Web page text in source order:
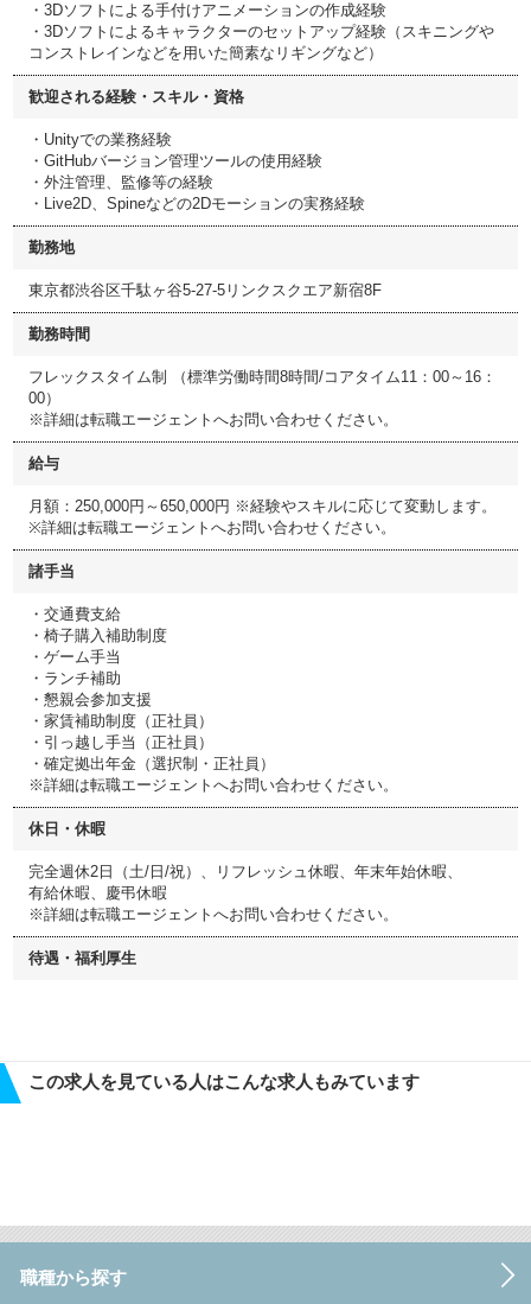
・3Dソフトによる手付けアニメーションの作成経験
・3Dソフトによるキャラクターのセットアップ経験（スキニングや
コンストレインなどを用いた簡素なリギングなど）
歓迎される経験・スキル・資格
・Unityでの業務経験
・GitHubバージョン管理ツールの使用経験
・外注管理、監修等の経験
・Live2D、Spineなどの2Dモーションの実務経験
勤務地
東京都渋谷区千駄ヶ谷5-27-5リンクスクエア新宿8F
勤務時間
フレックスタイム制 （標準労働時間8時間/コアタイム11：00～16：
00）
※詳細は転職エージェントへお問い合わせください。
給与
月額：250,000円～650,000円 ※経験やスキルに応じて変動します。
※詳細は転職エージェントへお問い合わせください。
諸手当
・交通費支給
・椅子購入補助制度
・ゲーム手当
・ランチ補助
・懇親会参加支援
・家賃補助制度（正社員）
・引っ越し手当（正社員）
・確定拠出年金（選択制・正社員）
※詳細は転職エージェントへお問い合わせください。
休日・休暇
完全週休2日（土/日/祝）、リフレッシュ休暇、年末年始休暇、
有給休暇、慶弔休暇
※詳細は転職エージェントへお問い合わせください。
待遇・福利厚生
この求人を見ている人はこんな求人もみています
職種から探す